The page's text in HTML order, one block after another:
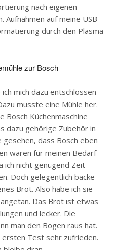
nach eigenen
Aufnahmen auf meine USB-
durch den Plasma
zur Bosch
mich dazu entschlossen
musste eine Mühle her.
Bosch Küchenmaschine
dazu gehörige Zubehör in
gesehen, dass Bosch eben
waren für meinen Bedarf
ich nicht genügend Zeit
Doch gelegentlich backe
Brot. Also habe ich sie
Das Brot ist etwas
und lecker. Die
man den Bogen raus hat.
ersten Test sehr zufrieden.